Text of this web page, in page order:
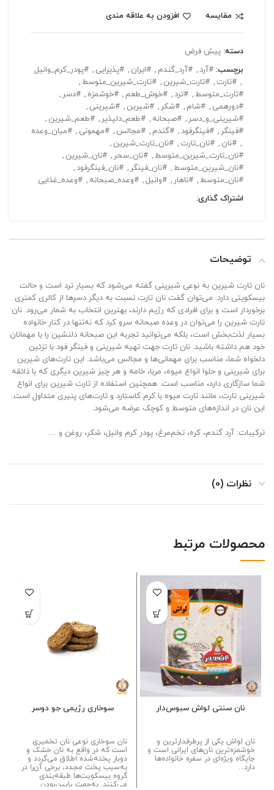
مقایسه
افزودن به علاقه مندی
دسته: پیش فرض
برچسب: #آرد, #آرد_گندم , #ایران , #پذیرایی , #پودر_کرم_وانیل
, #تارت , #تارت_شیرین , #تارت_شیرین_متوسط ,
#تارت_متوسط , #ترد, #خوش_طعم , #خوشمزه , #دسر ,
#دورهمی , #شام , #شکر , #شیرین , #شیرینی ,
#شیرینی_و_دسر , #صبحانه , #طعم_دلپذیر , #طعم_شیرین ,
#فینگر , #فینگرفود, #گندم , #مجالس , #مهمونی , #میان_وعده
, #نان , #نان_تارت , #نان_تارت_شیرین ,
#نان_تارت_شیرین_متوسط , #نان_سحر , #نان_شیرین ,
#نان_شیرین_متوسط , #نان_فینگر , #نان_فینگرفود,
#نان_متوسط , #ناهار , #وانیل, #وعده_صبحانه , #وعده_غذایی
اشتراک گذاری:
توضیحات
نان تارت شیرین به نوعی شیرینی گفته می‌شود که بسیار ترد است و حالت
بیسکویتی دارد. می‌توان گفت نان تارت نسبت به دیگر دسرها از کالری کمتری
برخوردار است و برای افرادی که رژیم دارند، بهترین انتخاب به شمار می‌رود. نان
تارت شیرین را می‌توان در وعده صبحانه سرو کرد که نه‌تنها در کنار خانواده
بسیار لذت‌بخش است، بلکه می‌توانید تجربه این صبحانه دلنشین را با مهمانان
خود هم داشته باشید. نان تارت جهت تهیه شیرینی و فینگر فود با تزئین
دلخواه شما، مناسب برای مهمانی‌ها و مجالس می‌باشد. این تارت‌های شیرین
برای شیرینی و حلوا انواع میوه، مربا، خامه و هر چیز شیرین دیگری که با ذائقه
شما سازگاری دارد، مناسب است. همچنین استفاده از تارت شیرین برای انواع
شیرینی تارت، مانند تارت میوه با کرم کاستارد و تارت‌های پنیری متداول است.
این نان در اندازه‌های متوسط و کوچک عرضه می‌شود.
ترکیبات: آرد گندم، کره، تخم‌مرغ، پودر کرم وانیل، شکر، روغن و …
نظرات (0)
محصولات مرتبط
نان سنتی لواش سبوس‌دار
نان لواش یکی از پرطرفدارترین و
خوشمزه‌ترین نان‌های ایرانی است و
جایگاه ویژه‌ای در سفره خانواده‌ها
دارد...
سوخاری رژیمی جو دوسر
نان سوخاری نوعی نان تخمیری
است که در واقع به نان خشک و
دوبار پخته‌شده اطلاق می‌گردد و
به‌سبب پخت مجدد، برخی آن‌را در
گروه بیسکویت‌ها طبقه‌بندی
می‌کنند. به‌جهت پایین‌بودن